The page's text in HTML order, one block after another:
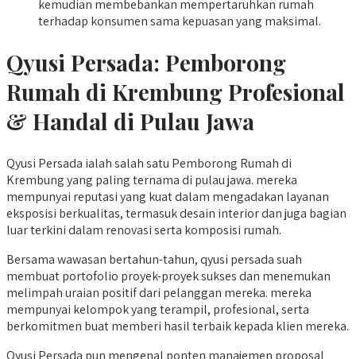
kemudian membebankan mempertaruhkan rumah
terhadap konsumen sama kepuasan yang maksimal.
Qyusi Persada: Pemborong
Rumah di Krembung Profesional
& Handal di Pulau Jawa
Qyusi Persada ialah salah satu Pemborong Rumah di
Krembung yang paling ternama di pulau jawa. mereka
mempunyai reputasi yang kuat dalam mengadakan layanan
eksposisi berkualitas, termasuk desain interior dan juga bagian
luar terkini dalam renovasi serta komposisi rumah.
Bersama wawasan bertahun-tahun, qyusi persada suah
membuat portofolio proyek-proyek sukses dan menemukan
melimpah uraian positif dari pelanggan mereka. mereka
mempunyai kelompok yang terampil, profesional, serta
berkomitmen buat memberi hasil terbaik kepada klien mereka.
Qyusi Persada pun mengenal ponten manajemen proposal